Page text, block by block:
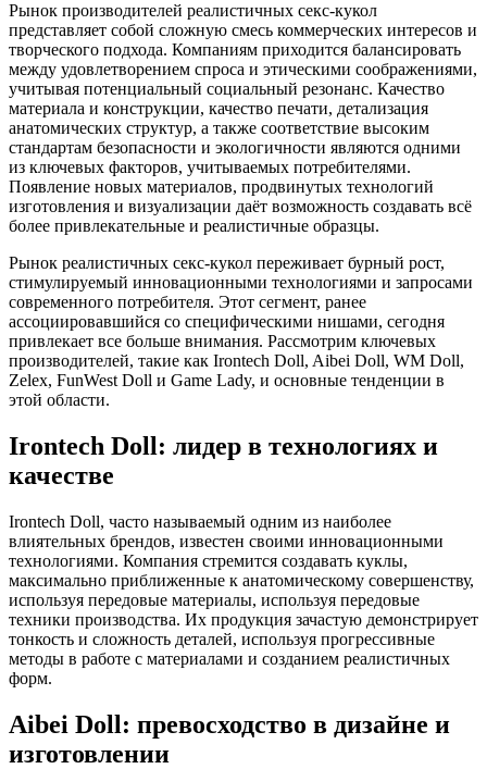
Рынок производителей реалистичных секс-кукол
представляет собой сложную смесь коммерческих интересов и
творческого подхода. Компаниям приходится балансировать
между удовлетворением спроса и этическими соображениями,
учитывая потенциальный социальный резонанс. Качество
материала и конструкции, качество печати, детализация
анатомических структур, а также соответствие высоким
стандартам безопасности и экологичности являются одними
из ключевых факторов, учитываемых потребителями.
Появление новых материалов, продвинутых технологий
изготовления и визуализации даёт возможность создавать всё
более привлекательные и реалистичные образцы.
Рынок реалистичных секс-кукол переживает бурный рост,
стимулируемый инновационными технологиями и запросами
современного потребителя. Этот сегмент, ранее
ассоциировавшийся со специфическими нишами, сегодня
привлекает все больше внимания. Рассмотрим ключевых
производителей, такие как Irontech Doll, Aibei Doll, WM Doll,
Zelex, FunWest Doll и Game Lady, и основные тенденции в
этой области.
Irontech Doll: лидер в технологиях и
качестве
Irontech Doll, часто называемый одним из наиболее
влиятельных брендов, известен своими инновационными
технологиями. Компания стремится создавать куклы,
максимально приближенные к анатомическому совершенству,
используя передовые материалы, используя передовые
техники производства. Их продукция зачастую демонстрирует
тонкость и сложность деталей, используя прогрессивные
методы в работе с материалами и созданием реалистичных
форм.
Aibei Doll: превосходство в дизайне и
изготовлении